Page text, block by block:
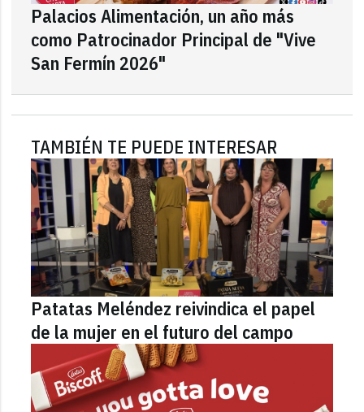
Palacios Alimentación, un año más
como Patrocinador Principal de "Vive
San Fermín 2026"
TAMBIÉN TE PUEDE INTERESAR
Patatas Meléndez reivindica el papel
de la mujer en el futuro del campo